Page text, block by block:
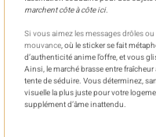
marchent côte à côte ici.
Si vous aimez les messages drôles
mouvance, où le sticker se fait
d’authenticité anime l’offre, et vous
Ainsi, le marché brasse entre
tente de séduire. Vous déterminez,
visuelle la plus juste pour votre
supplément d’âme inattendu.